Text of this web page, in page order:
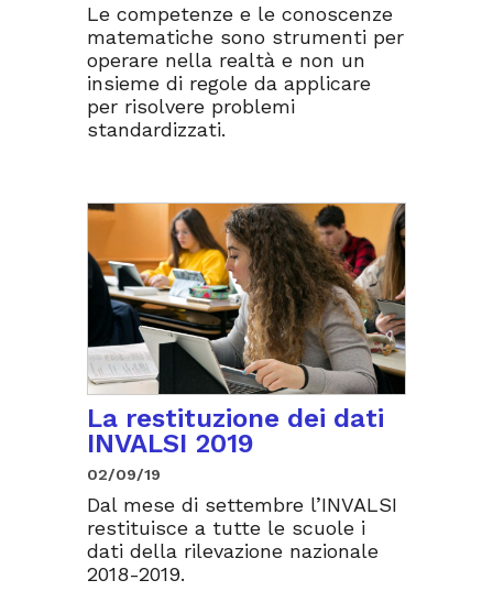
Le competenze e le conoscenze
matematiche sono strumenti per
operare nella realtà e non un
insieme di regole da applicare
per risolvere problemi
standardizzati.
La restituzione dei dati
INVALSI 2019
02/09/19
Dal mese di settembre l’INVALSI
restituisce a tutte le scuole i
dati della rilevazione nazionale
2018-2019.